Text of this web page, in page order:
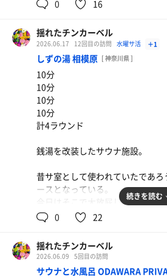
0 16
揺れたチンカーベル
2026.06.17 12回目の訪問 水曜サ活 ＋1
しずの湯 相模原 [ 神奈川県 ]
10分
10分
10分
10分
計4ラウンド
銭湯を改装したサウナ施設。
昔サ室として使われていたであ
ースとなっている。
今日はそこで大放屁してしまっ
ことあるよね？
て吸い込みました。)
春菊天月見そば＋カレー(小)
続きを読む
0 22
揺れたチンカーベル
2026.06.09 5回目の訪問
サウナと水風呂 ODAWARA